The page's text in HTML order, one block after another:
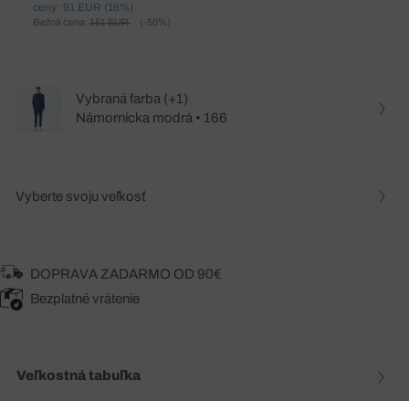
ceny: 91 EUR (16%)
Bežná cena: 151 EUR (-50%)
Vybraná farba (+1)
Námornícka modrá • 166
Vyberte svoju veľkosť
DOPRAVA ZADARMO OD 90€
Bezplatné vrátenie
Veľkostná tabuľka